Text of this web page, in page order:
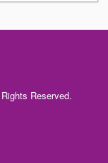
Reserved.